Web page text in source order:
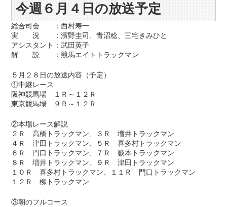
今週６月４日の放送予定
総合司会 ：西村寿一
実 況 ：濱野圭司、青沼稔、三宅きみひと
アシスタント：武田英子
解 説 ：競馬エイトトラックマン
５月２８日の放送内容（予定）
①中継レース
阪神競馬場 １Ｒ～１２Ｒ
東京競馬場 ９Ｒ～１２Ｒ
②本場レース解説
２Ｒ 高橋トラックマン、３Ｒ 増井トラックマン
４Ｒ 津田トラックマン、５Ｒ 喜多村トラックマン
６Ｒ 門口トラックマン、７Ｒ 籔本トラックマン
８Ｒ 増井トラックマン、９Ｒ 津田トラックマン
１０Ｒ 喜多村トラックマン、１１Ｒ 門口トラックマン
１２Ｒ 柳トラックマン
③朝のフルコース